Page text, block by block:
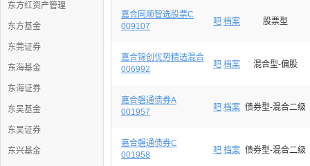
东方红资产管理
东方基金
东莞证券
东海基金
东海证券
东吴基金
东吴证券
东兴基金
嘉合同顺智选股票C
009107
吧 档案 股票型
嘉合锦创优势精选混合
006992
吧 档案 混合型-偏股
嘉合磐通债券A
001957
吧 档案 债券型-混合二级
嘉合磐通债券C
001958
吧 档案 债券型-混合二级